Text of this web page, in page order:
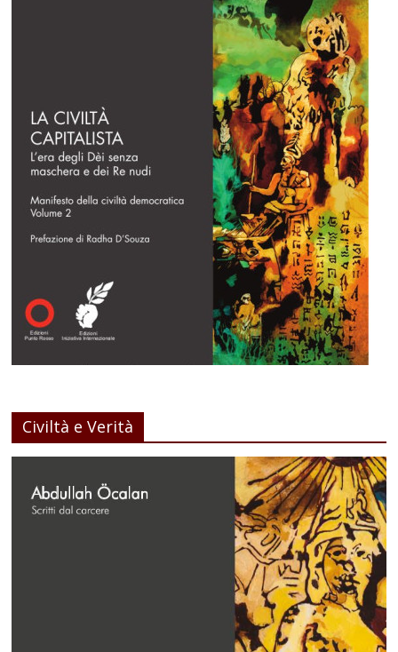
Civiltà e Verità